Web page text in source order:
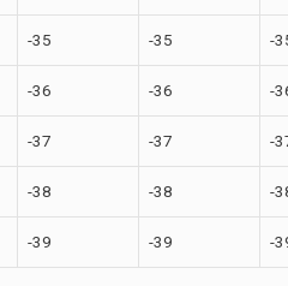
-35 -35 -
-36 -36 -
-37 -37 -
-38 -38 -
-39 -39 -